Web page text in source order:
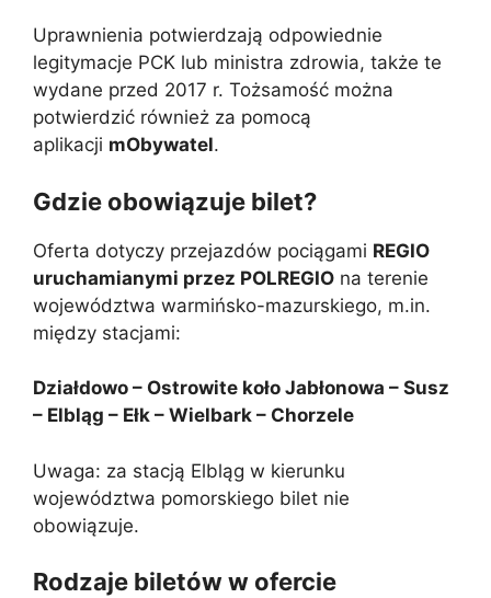
Uprawnienia potwierdzają odpowiednie
legitymacje PCK lub ministra zdrowia, także te
wydane przed 2017 r. Tożsamość można
potwierdzić również za pomocą
aplikacji mObywatel.
Gdzie obowiązuje bilet?
Oferta dotyczy przejazdów pociągami REGIO
uruchamianymi przez POLREGIO na terenie
województwa warmińsko-mazurskiego, m.in.
między stacjami:
Działdowo – Ostrowite koło Jabłonowa – Susz
– Elbląg – Ełk – Wielbark – Chorzele
Uwaga: za stacją Elbląg w kierunku
województwa pomorskiego bilet nie
obowiązuje.
Rodzaje biletów w ofercie